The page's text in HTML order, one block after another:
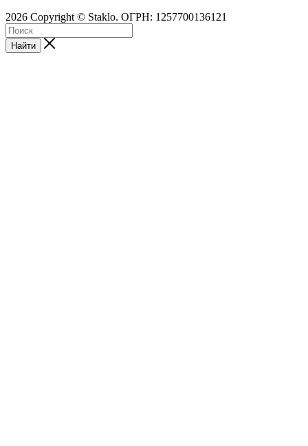
2026 Copyright © Staklo. ОГРН: 1257700136121
Найти